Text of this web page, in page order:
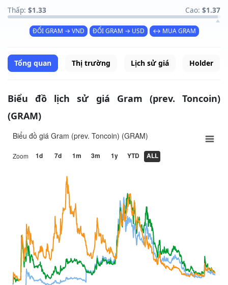
Thấp: $1.33 Cao: $1.37
ĐỔI GRAM → VND ĐỔI GRAM → USD ↔ MUA GRAM
Tổng quan Thị trường Lịch sử giá Holder
Biểu đồ lịch sử giá Gram (prev. Toncoin)
(GRAM)
Zoom 1d 7d 1m 3m 1y YTD ALL
Biểu đồ giá Gram (prev. Toncoin) (GRAM)